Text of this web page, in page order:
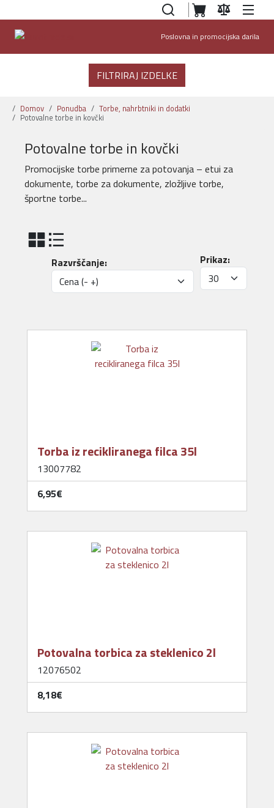
Poslovna in promocijska darila
FILTRIRAJ IZDELKE
Domov Ponudba Torbe, nahrbtniki in dodatki
Potovalne torbe in kovčki
Potovalne torbe in kovčki
Promocijske torbe primerne za potovanja – etui za
dokumente, torbe za dokumente, zložljive torbe,
športne torbe...
Prikaz:
Razvrščanje:
Torba iz recikliranega filca 35l
13007782
6,95‎€
Potovalna torbica za steklenico 2l
12076502
8,18‎€